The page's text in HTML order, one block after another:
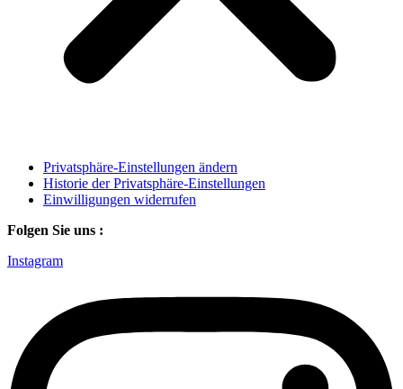
Privatsphäre-Einstellungen ändern
Historie der Privatsphäre-Einstellungen
Einwilligungen widerrufen
Folgen Sie uns :
Instagram